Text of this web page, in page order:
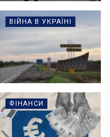
ВІЙНА В УКРАЇНІ
ФІНАНСИ